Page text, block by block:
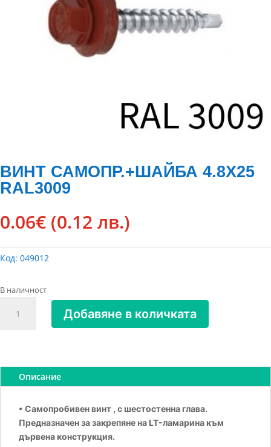
ВИНТ САМОПР.+ШАЙБА 4.8Х25
RAL3009
0.06€ (0.12 лв.)
Код: 049012
В наличност
RAL3009
Добавяне в количката
Описание
• Самопробивен винт , с шестостенна глава.
Предназначен за закрепяне на LT-ламарина към
дървена конструкция.